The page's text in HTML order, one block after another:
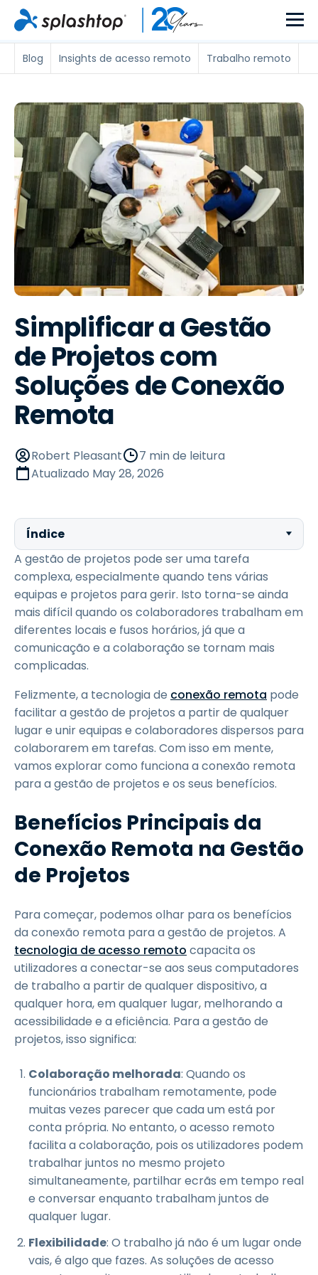
Blog Insights de acesso remoto Trabalho remoto
Simplificar a Gestão
de Projetos com
Soluções de Conexão
Remota
Robert Pleasant
7 min de leitura
Atualizado May 28, 2026
Índice
A gestão de projetos pode ser uma tarefa
complexa, especialmente quando tens várias
equipas e projetos para gerir. Isto torna-se ainda
mais difícil quando os colaboradores trabalham em
diferentes locais e fusos horários, já que a
comunicação e a colaboração se tornam mais
complicadas.
Felizmente, a tecnologia de conexão remota pode
facilitar a gestão de projetos a partir de qualquer
lugar e unir equipas e colaboradores dispersos para
colaborarem em tarefas. Com isso em mente,
vamos explorar como funciona a conexão remota
para a gestão de projetos e os seus benefícios.
Benefícios Principais da
Conexão Remota na Gestão
de Projetos
Para começar, podemos olhar para os benefícios
da conexão remota para a gestão de projetos. A
tecnologia de acesso remoto capacita os
utilizadores a conectar-se aos seus computadores
de trabalho a partir de qualquer dispositivo, a
qualquer hora, em qualquer lugar, melhorando a
acessibilidade e a eficiência. Para a gestão de
projetos, isso significa:
Colaboração melhorada: Quando os
funcionários trabalham remotamente, pode
muitas vezes parecer que cada um está por
conta própria. No entanto, o acesso remoto
facilita a colaboração, pois os utilizadores podem
trabalhar juntos no mesmo projeto
simultaneamente, partilhar ecrãs em tempo real
e conversar enquanto trabalham juntos de
qualquer lugar.
Flexibilidade: O trabalho já não é um lugar onde
vais, é algo que fazes. As soluções de acesso